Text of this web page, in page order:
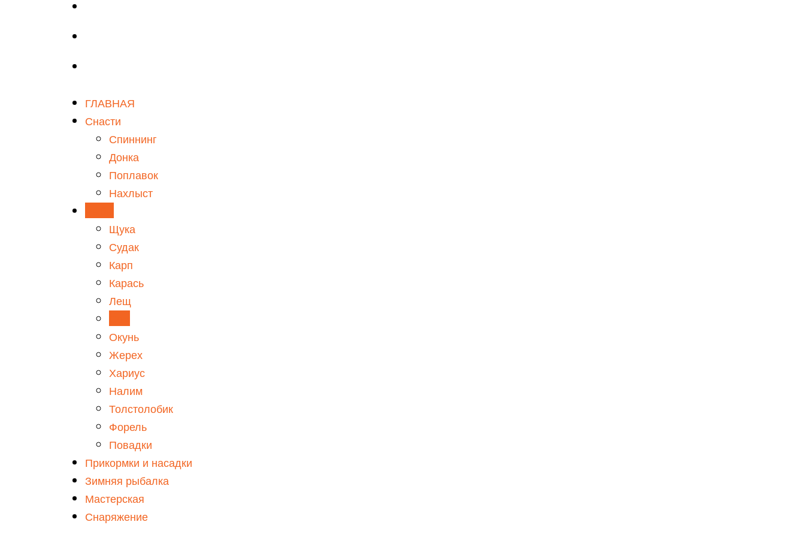
ГЛАВНАЯ
Снасти
Спиннинг
Донка
Поплавок
Нахлыст
Щука
Судак
Карп
Карась
Лещ
Окунь
Жерех
Хариус
Налим
Толстолобик
Форель
Повадки
Прикормки и насадки
Зимняя рыбалка
Мастерская
Снаряжение